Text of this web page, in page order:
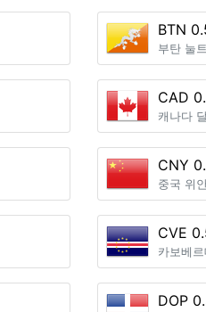
BTN
부탄 눌
CAD
캐나다
CNY
중국 위
CVE
카보베
DOP